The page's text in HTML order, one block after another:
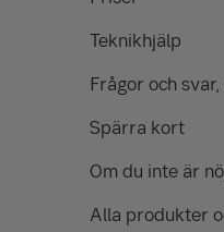
Teknikhjälp
Frågor och
Spärra kort
Om du inte är
Alla produkter